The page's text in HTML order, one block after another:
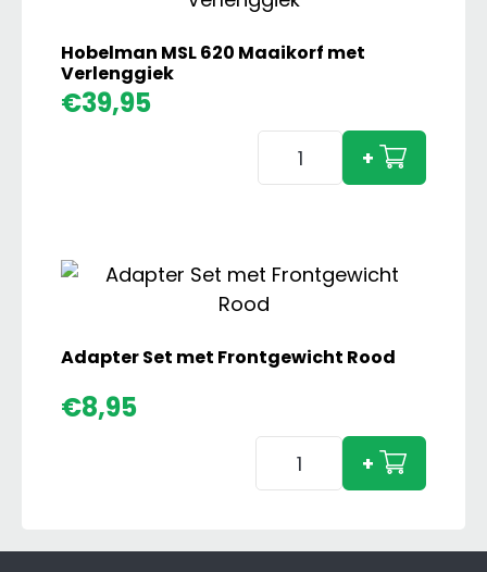
Hobelman MSL 620 Maaikorf met
Verlenggiek
€39,95
Hobelman
met
Verlenggiek
+
Adapter Set met Frontgewicht Rood
€8,95
Adapter
+